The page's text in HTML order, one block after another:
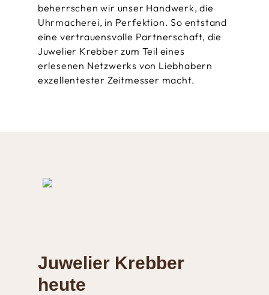
beherrschen wir unser Handwerk, die
Uhrmacherei, in Perfektion. So entstand
eine vertrauensvolle Partnerschaft, die
Juwelier Krebber zum Teil eines
erlesenen Netzwerks von Liebhabern
exzellentester Zeitmesser macht.
Juwelier Krebber
heute